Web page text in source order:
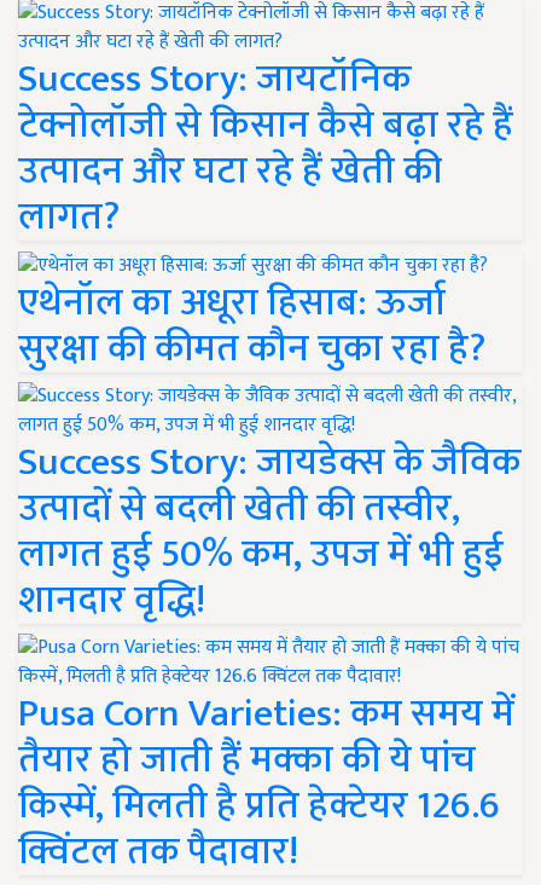
Success Story: जायटॉनिक
टेक्नोलॉजी से किसान कैसे बढ़ा रहे हैं
उत्पादन और घटा रहे हैं खेती की
लागत?
एथेनॉल का अधूरा हिसाब: ऊर्जा
सुरक्षा की कीमत कौन चुका रहा है?
Success Story: जायडेक्स के जैविक
उत्पादों से बदली खेती की तस्वीर,
लागत हुई 50% कम, उपज में भी हुई
शानदार वृद्धि!
Pusa Corn Varieties: कम समय में
तैयार हो जाती हैं मक्का की ये पांच
किस्में, मिलती है प्रति हेक्टेयर 126.6
क्विंटल तक पैदावार!